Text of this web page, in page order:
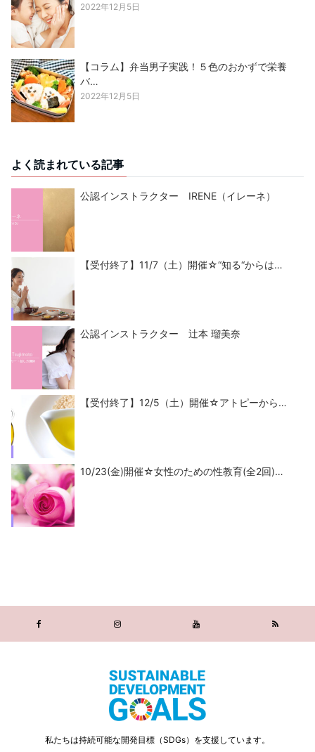
2022年12月5日
【コラム】弁当男子実践！５色のおかずで栄養
バ…
2022年12月5日
よく読まれている記事
公認インストラクター IRENE（イレーネ）
【受付終了】11/7（土）開催☆“知る“からは…
公認インストラクター 辻本 瑠美奈
【受付終了】12/5（土）開催☆アトピーから…
10/23(金)開催☆女性のための性教育(全2回)…
私たちは持続可能な開発目標（SDGs）を支援しています。